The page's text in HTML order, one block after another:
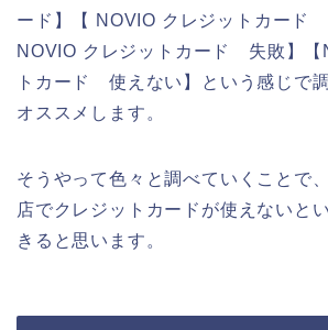
ード】【 NOVIO クレジットカード
NOVIO クレジットカード 失敗】【
トカード 使えない】という感じで
オススメします。
そうやって色々と調べていくことで
店でクレジットカードが使えないと
きると思います。